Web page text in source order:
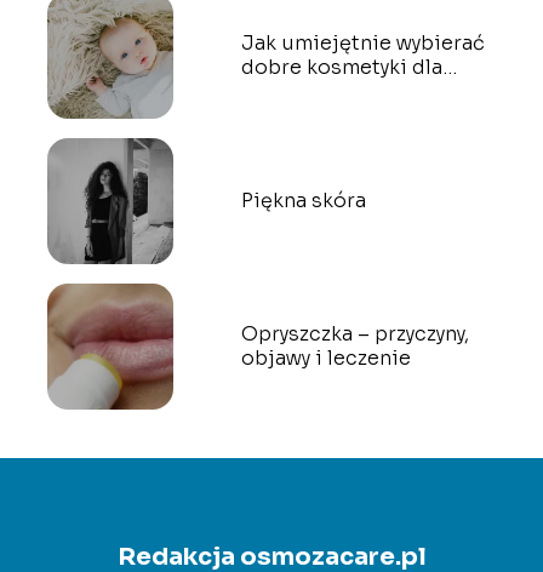
Jak umiejętnie wybierać
dobre kosmetyki dla
Piękna skóra
Opryszczka – przyczyny,
objawy i leczenie
Redakcja osmozacare.pl